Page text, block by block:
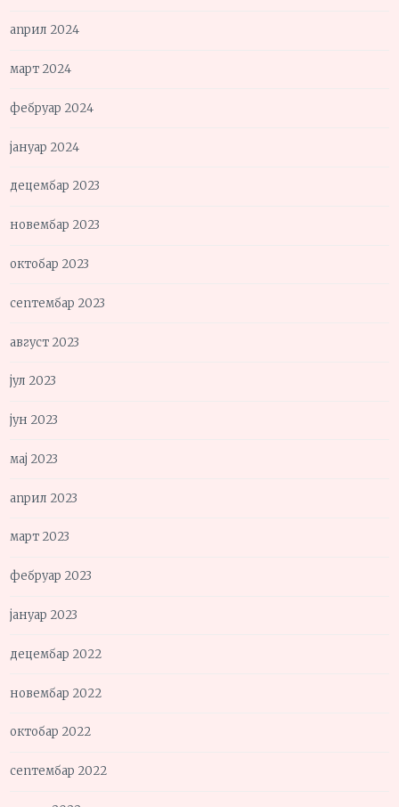
април 2024
март 2024
фебруар 2024
јануар 2024
децембар 2023
новембар 2023
октобар 2023
септембар 2023
август 2023
јул 2023
јун 2023
мај 2023
април 2023
март 2023
фебруар 2023
јануар 2023
децембар 2022
новембар 2022
октобар 2022
септембар 2022